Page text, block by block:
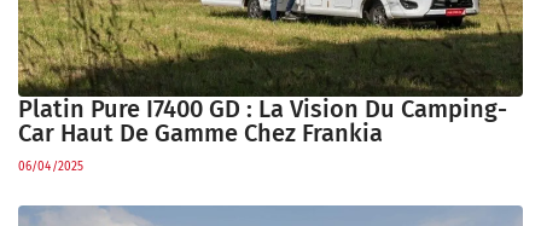
Platin Pure I7400 GD : La Vision Du Camping-
Car Haut De Gamme Chez Frankia
06/04/2025